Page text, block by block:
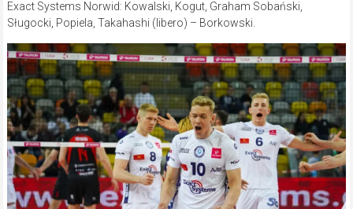
Exact Systems Norwid: Kowalski, Kogut, Graham Sobański,
Sługocki, Popiela, Takahashi (libero) – Borkowski.